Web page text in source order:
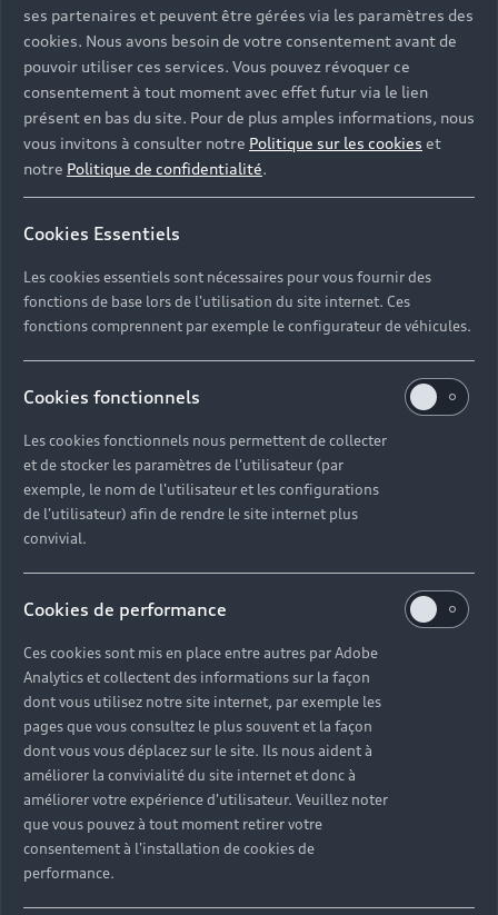
Les réponses à vos
questions
Découvrez les réponses à vos diverses questions
immédiatement disponibles avec Audi.
Découvrez toutes les catégories d’Audi d’occasion
Découvrez les déclinaisons sportives S et RS
Trouvez votre Partenaire Audi près de chez vous
Trouvez votre Audi d’occasion par modèle et par
ville
ses partenaires et peuvent être gérées via les paramètres des
cookies. Nous avons besoin de votre consentement avant de
pouvoir utiliser ces services. Vous pouvez révoquer ce
consentement à tout moment avec effet futur via le lien
présent en bas du site. Pour de plus amples informations, nous
vous invitons à consulter notre Politique sur les cookies et
notre Politique de confidentialité.
Cookies Essentiels
Les cookies essentiels sont nécessaires pour vous fournir des
fonctions de base lors de l'utilisation du site internet. Ces
fonctions comprennent par exemple le configurateur de véhicules.
Cookies fonctionnels
Les cookies fonctionnels nous permettent de collecter
et de stocker les paramètres de l'utilisateur (par
exemple, le nom de l'utilisateur et les configurations
de l'utilisateur) afin de rendre le site internet plus
convivial.
Cookies de performance
Ces cookies sont mis en place entre autres par Adobe
Analytics et collectent des informations sur la façon
dont vous utilisez notre site internet, par exemple les
pages que vous consultez le plus souvent et la façon
dont vous vous déplacez sur le site. Ils nous aident à
améliorer la convivialité du site internet et donc à
améliorer votre expérience d'utilisateur. Veuillez noter
que vous pouvez à tout moment retirer votre
consentement à l'installation de cookies de
performance.